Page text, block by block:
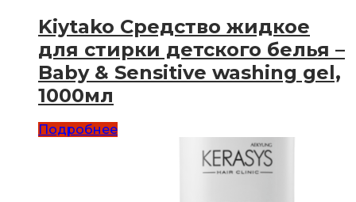
Kiytako Средство жидкое
для стирки детского белья –
Baby & Sensitive washing gel,
1000мл
Подробнее